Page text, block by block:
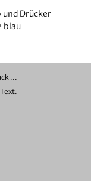
Drücker
blau
...